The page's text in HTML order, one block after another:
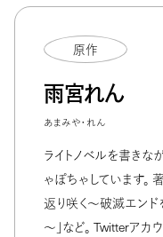
原作
雨宮れん
あまみや・れん
ライトノベルを書き
ゃぽちゃしています
返り咲く～破滅エンド
～」など。 Twitterアカウ